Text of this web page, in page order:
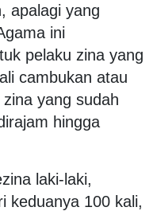
apalagi yang
ini
pelaku zina yang
cambukan atau
yang sudah
hingga
laki-laki,
keduanya 100 kali,